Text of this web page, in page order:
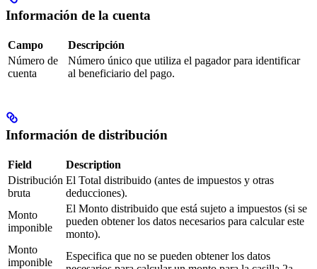
Información de la cuenta
Campo
Descripción
Número de
cuenta
Número único que utiliza el pagador para identificar
al beneficiario del pago.
Información de distribución
Field
Description
Distribución
bruta
El Total distribuido (antes de impuestos y otras
deducciones).
Monto
imponible
El Monto distribuido que está sujeto a impuestos (si se
pueden obtener los datos necesarios para calcular este
monto).
Monto
imponible
Especifica que no se pueden obtener los datos